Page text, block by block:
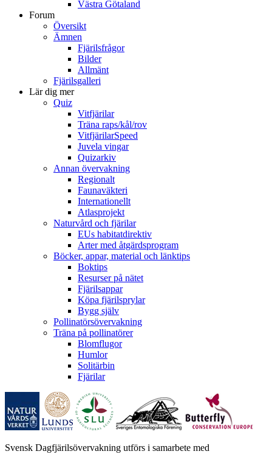
Västra Götaland
Forum
Översikt
Ämnen
Fjärilsfrågor
Bilder
Allmänt
Fjärilsgalleri
Lär dig mer
Quiz
Vitfjärilar
Träna raps/kål/rov
VitfjärilarSpeed
Juvela vingar
Quizarkiv
Annan övervakning
Regionalt
Faunaväkteri
Internationellt
Atlasprojekt
Naturvård och fjärilar
EUs habitatdirektiv
Arter med åtgärdsprogram
Böcker, appar, material och länktips
Boktips
Resurser på nätet
Fjärilsappar
Köpa fjärilsprylar
Bygg själv
Pollinatörsövervakning
Träna på pollinatörer
Blomflugor
Humlor
Solitärbin
Fjärilar
Svensk Dagfjärilsövervakning utförs i samarbete med